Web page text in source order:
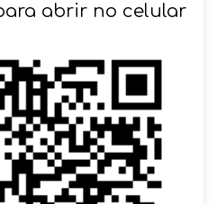
abrir no celular